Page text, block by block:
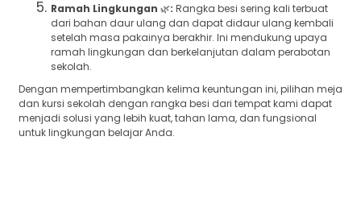
Ramah Lingkungan 🌿: Rangka besi sering kali terbuat
dari bahan daur ulang dan dapat didaur ulang kembali
setelah masa pakainya berakhir. Ini mendukung upaya
ramah lingkungan dan berkelanjutan dalam perabotan
sekolah.
Dengan mempertimbangkan kelima keuntungan ini, pilihan meja
dan kursi sekolah dengan rangka besi dari tempat kami dapat
menjadi solusi yang lebih kuat, tahan lama, dan fungsional
untuk lingkungan belajar Anda.